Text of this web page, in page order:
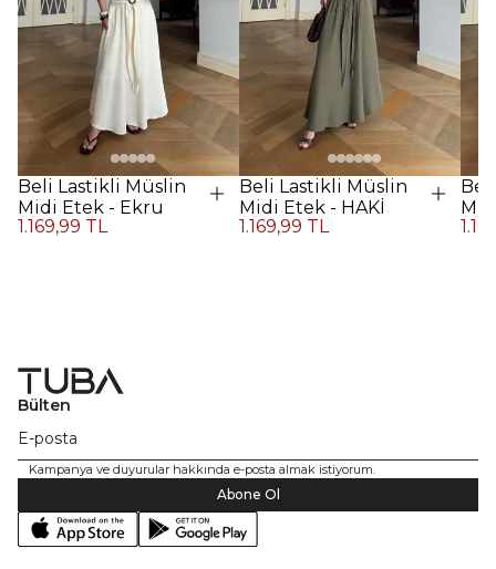
Beli Lastikli Müslin
Midi Etek - Ekru
1.169,99 TL
Beli Lastikli Müslin
Midi Etek - HAKİ
1.169,99 TL
Bülten
Kampanya ve duyurular hakkında e-posta almak istiyorum.
Abone Ol